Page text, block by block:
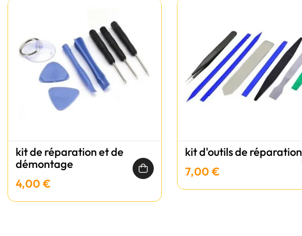
kit de réparation et de
démontage
4,00 €
kit d'outils de réparation
7,00 €